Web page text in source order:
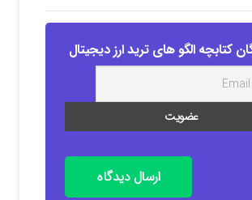
کتابچه الگو های ترید ارز دیجیتال
ارسال دیدگاه